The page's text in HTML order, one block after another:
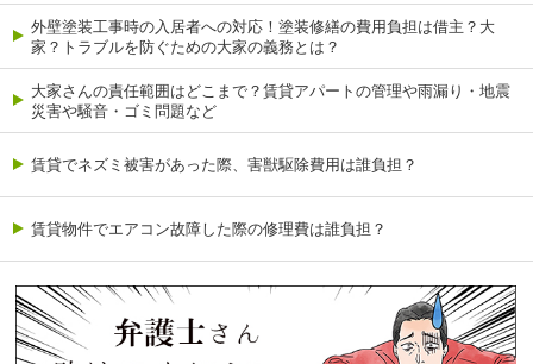
外壁塗装工事時の入居者への対応！塗装修繕の費用負担は借主？大
家？トラブルを防ぐための大家の義務とは？
大家さんの責任範囲はどこまで？賃貸アパートの管理や雨漏り・地震
災害や騒音・ゴミ問題など
賃貸でネズミ被害があった際、害獣駆除費用は誰負担？
賃貸物件でエアコン故障した際の修理費は誰負担？